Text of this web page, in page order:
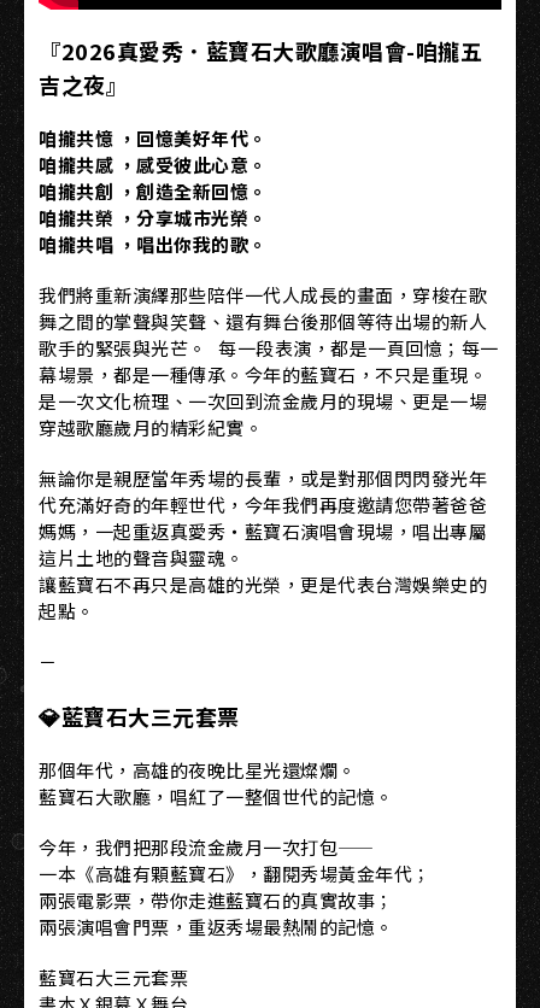
『2026真愛秀．藍寶石大歌廳演唱會-咱攏五
吉之夜』
咱攏共憶 ，回憶美好年代。
咱攏共感 ，感受彼此心意。
咱攏共創 ，創造全新回憶。
咱攏共榮 ，分享城市光榮。
咱攏共唱 ，唱出你我的歌。
我們將重新演繹那些陪伴一代人成長的畫面，穿梭在歌
舞之間的掌聲與笑聲、還有舞台後那個等待出場的新人
歌手的緊張與光芒。 每一段表演，都是一頁回憶；每一
幕場景，都是一種傳承。今年的藍寶石，不只是重現。
是一次文化梳理、一次回到流金歲月的現場、更是一場
穿越歌廳歲月的精彩紀實。
無論你是親歷當年秀場的長輩，或是對那個閃閃發光年
代充滿好奇的年輕世代，今年我們再度邀請您帶著爸爸
媽媽，一起重返真愛秀・藍寶石演唱會現場，唱出專屬
這片土地的聲音與靈魂。
讓藍寶石不再只是高雄的光榮，更是代表台灣娛樂史的
起點。
－
💎藍寶石大三元套票
那個年代，高雄的夜晚比星光還燦爛。
藍寶石大歌廳，唱紅了一整個世代的記憶。
今年，我們把那段流金歲月一次打包——
一本《高雄有顆藍寶石》，翻閱秀場黃金年代；
兩張電影票，帶你走進藍寶石的真實故事；
兩張演唱會門票，重返秀場最熱鬧的記憶。
藍寶石大三元套票